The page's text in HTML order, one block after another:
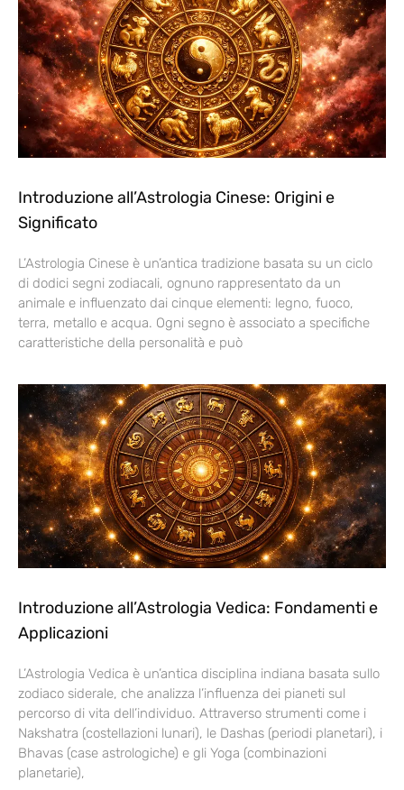
Introduzione all’Astrologia Cinese: Origini e
Significato
L’Astrologia Cinese è un’antica tradizione basata su un ciclo
di dodici segni zodiacali, ognuno rappresentato da un
animale e influenzato dai cinque elementi: legno, fuoco,
terra, metallo e acqua. Ogni segno è associato a specifiche
caratteristiche della personalità e può
Introduzione all’Astrologia Vedica: Fondamenti e
Applicazioni
L’Astrologia Vedica è un’antica disciplina indiana basata sullo
zodiaco siderale, che analizza l’influenza dei pianeti sul
percorso di vita dell’individuo. Attraverso strumenti come i
Nakshatra (costellazioni lunari), le Dashas (periodi planetari), i
Bhavas (case astrologiche) e gli Yoga (combinazioni
planetarie),